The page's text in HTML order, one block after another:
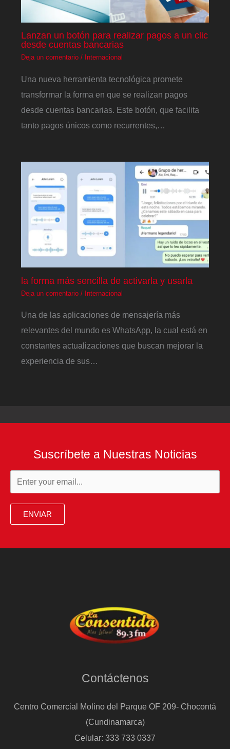
Lanzan un botón para realizar pagos a un clic
desde cuentas bancarias
Deja un comentario / Internacional
Una nueva herramienta tecnológica promete
transformar la forma en que se realizan pagos
desde cuentas bancarias. Este botón, que facilita
tanto pagos únicos como recurrentes,…
la forma más sencilla de activarla y usarla
Deja un comentario / Internacional
Una de las aplicaciones de mensajería más
relevantes del mundo es WhatsApp, la cual está en
constantes actualizaciones que buscan mejorar la
experiencia de sus…
Suscríbete a Nuestras Noticias
ENVIAR
Contáctenos
Centro Comercial Molino del Parque OF 209- Chocontá
(Cundinamarca)
Celular: 333 733 0337